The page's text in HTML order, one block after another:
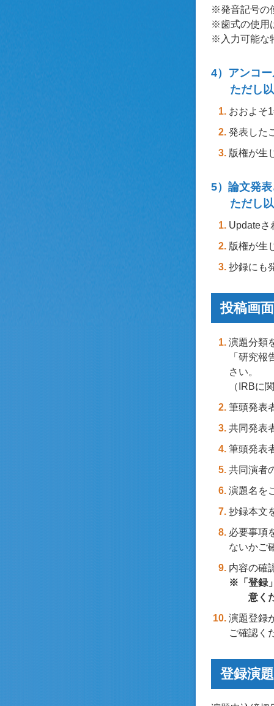
※発音記号の
※歯式の使用
※入力可能な
4）アンコ
ただし
おおよそ
発表した
版権が生
5）論文発
ただし
Updateさ
版権が生
抄録にも
投稿画
演題分類
「研究
さい。
（IRBに
筆頭発表
共同発表
筆頭発表
共同演者
演題名を
抄録本文
必要事項
ないかご
内容の確
※「登録
意く
演題登録
ご確認く
登録演